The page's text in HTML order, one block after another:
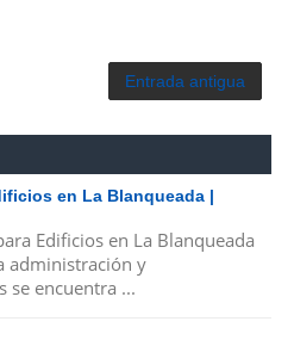
Entrada antigua
en La Blanqueada |
Edificios en La Blanqueada
administración y
se encuentra ...